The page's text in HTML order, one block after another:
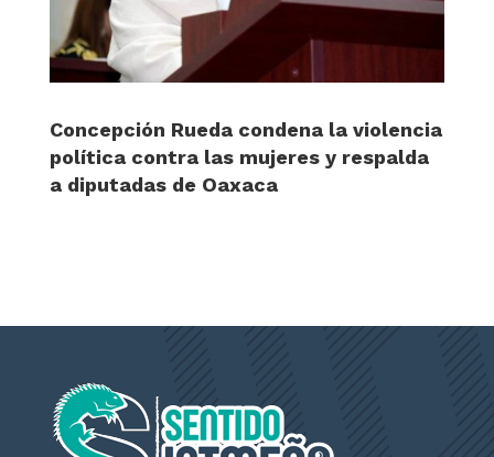
Concepción Rueda condena la violencia
política contra las mujeres y respalda
a diputadas de Oaxaca